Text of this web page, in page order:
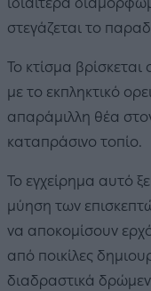
ιδιαίτερα
στεγάζεται το
Το κτίσμα βρίσκεται
με το εκπληκτικό
απαράμιλλη θέα
καταπράσινο τοπίο.
Το εγχείρημα αυτό
μύηση των
να αποκομίσουν
από ποικίλες
διαδραστικά